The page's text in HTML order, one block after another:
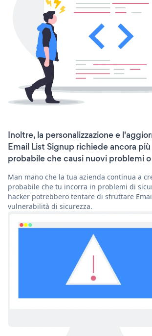
Inoltre, la personalizzazione e
Email List Signup richiede ancora
probabile che causi nuovi problemi
Man mano che la tua azienda continua a
probabile che tu incorra in problemi di
hacker potrebbero tentare di sfruttare
vulnerabilità di sicurezza.